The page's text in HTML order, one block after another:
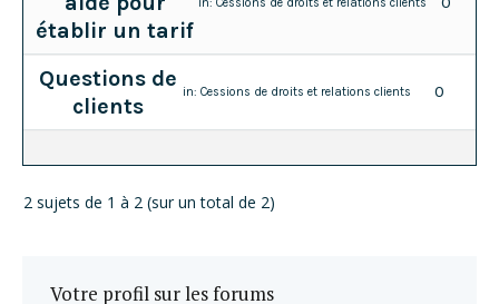
établir un tarif
Questions de
clients
in:Cessions de droits et relations clients 0
2 sujets de 1 à 2 (sur un total de 2)
Votre profil sur les forums